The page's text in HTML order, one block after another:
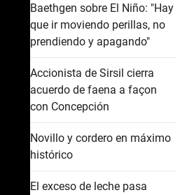
Baethgen sobre El Niño: "Hay
que ir moviendo perillas, no
prendiendo y apagando"
Accionista de Sirsil cierra
acuerdo de faena a façon
con Concepción
Novillo y cordero en máximo
histórico
El exceso de leche pasa